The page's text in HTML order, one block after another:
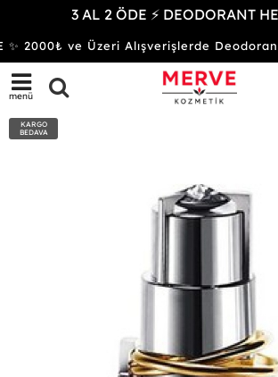
3 AL 2 ÖDE ⚡ DEODORANT
2000₺ ve Üzeri Alışverişlerde Deodorant
menü
KARGO
BEDAVA